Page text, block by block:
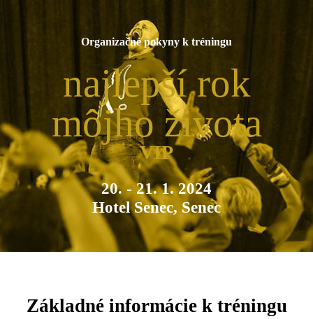
Organizačné pokyny k tréningu
najlepší rok
môjho života
VIP
20. - 21. 1. 2024
Hotel Senec, Senec
Základné informácie k tréningu